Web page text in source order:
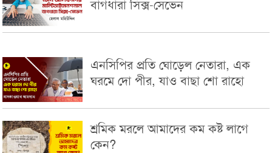
বাগধারা সিক্স-সেভেন
এনসিপির প্রতি ঘোড়েল নেতারা, এক
ঘরমে দো পীর, যাও বাছা শো রাহো
শ্রমিক মরলে আমাদের কম কষ্ট লাগে
কেন?